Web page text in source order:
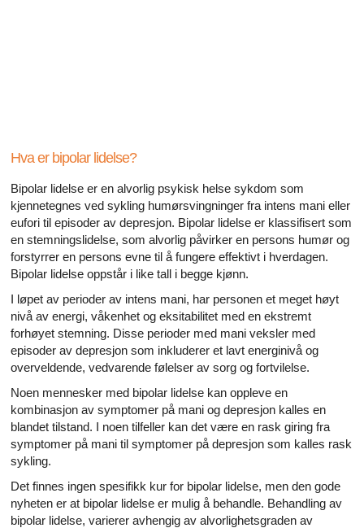
Alle artikler om mannlige reproduksjonssystemet
Alle artikler om Alzheimers sykdom
Hva er bipolar lidelse?
Bipolar lidelse er en alvorlig psykisk helse sykdom som
kjennetegnes ved sykling humørsvingninger fra intens mani eller
eufori til episoder av depresjon. Bipolar lidelse er klassifisert som
en stemningslidelse, som alvorlig påvirker en persons humør og
forstyrrer en persons evne til å fungere effektivt i hverdagen.
Bipolar lidelse oppstår i like tall i begge kjønn.
I løpet av perioder av intens mani, har personen et meget høyt
nivå av energi, våkenhet og eksitabilitet med en ekstremt
forhøyet stemning. Disse perioder med mani veksler med
episoder av depresjon som inkluderer et lavt energinivå og
overveldende, vedvarende følelser av sorg og fortvilelse.
Noen mennesker med bipolar lidelse kan oppleve en
kombinasjon av symptomer på mani og depresjon kalles en
blandet tilstand. I noen tilfeller kan det være en rask giring fra
symptomer på mani til symptomer på depresjon som kalles rask
sykling.
Det finnes ingen spesifikk kur for bipolar lidelse, men den gode
nyheten er at bipolar lidelse er mulig å behandle. Behandling av
bipolar lidelse, varierer avhengig av alvorlighetsgraden av